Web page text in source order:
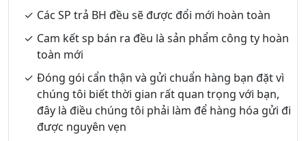
Các SP trả BH đều sẽ được đổi mới hoàn toàn
Cam kết sp bán ra đều là sản phẩm công ty hoàn
toàn mới
Đóng gói cẩn thận và gửi chuẩn hàng bạn đặt vì
chúng tôi biết thời gian rất quan trọng với bạn,
đây là điều chúng tôi phải làm để hàng hóa gửi đi
được nguyên vẹn